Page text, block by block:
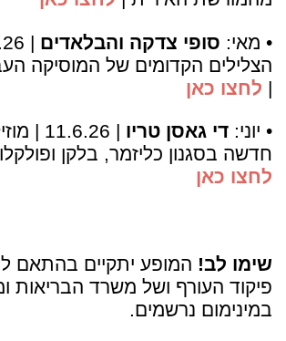
• מאי: סופי צדקה והבלאדים
הצלילים הקדומים של המוסיקה
| לחצו כאן
• יוני:די גאסן טריו
|
חדשה בסגנון כליזמר, בלקן
לחצו כאן
שימו לב! המופע יתקיים בהתאם
פיקוד העורף ושל משרד הבריאות
במינימום נרשמים.